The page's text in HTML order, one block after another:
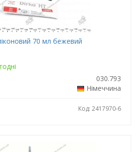
70 мл бежевий
030.793
Німеччина
Код: 2417970-6